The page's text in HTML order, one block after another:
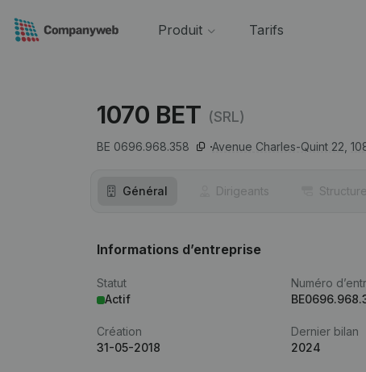
Produit Tarifs
1070 BET (SRL)
BE 0696.968.358 Avenue Charles-Quint 22,
Général Dirigeants
Informations d’entreprise
Statut
Actif
Numéro
Création
31-05-2018
Dernier bilan
2024